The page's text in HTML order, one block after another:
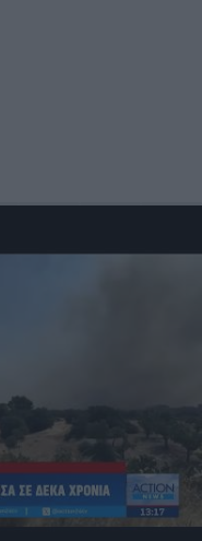
ή μη κατοικήσιμο
στήριξη των